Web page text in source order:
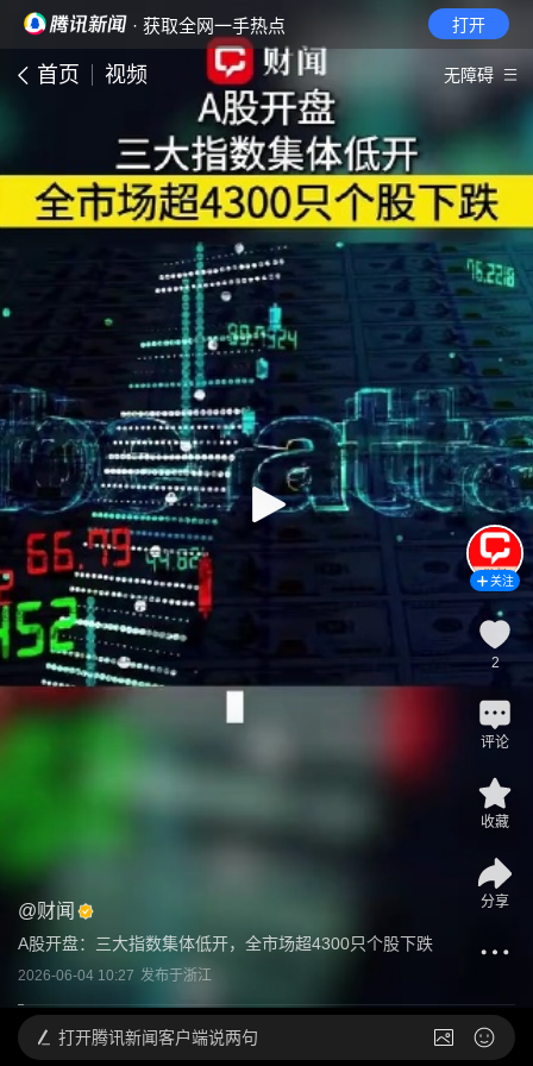
· 获取全网一手热点 打开
首页 视频 无障碍
@财闻
A股开盘：三大指数集体低开，全市场超4300只个股下跌
2026-06-04 10:27 发布于浙江
关注
2
评论
收藏
分享
打开腾讯新闻客户端说两句